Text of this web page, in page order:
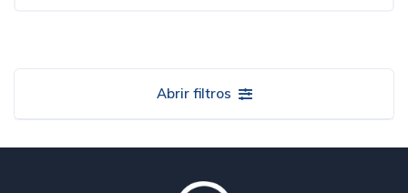
Abrir filtros